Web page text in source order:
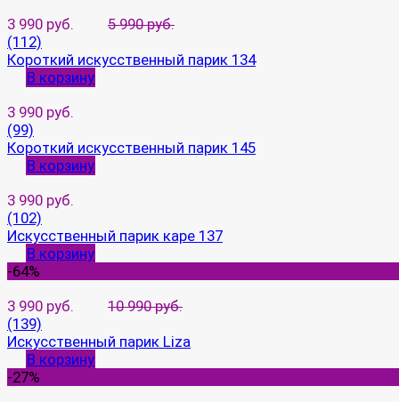
3 990 руб.
5 990 руб.
(112)
Короткий искусственный парик 134
В корзину
3 990 руб.
(99)
Короткий искусственный парик 145
В корзину
3 990 руб.
(102)
Искусственный парик каре 137
В корзину
-64%
3 990 руб.
10 990 руб.
(139)
Искусственный парик Liza
В корзину
-27%